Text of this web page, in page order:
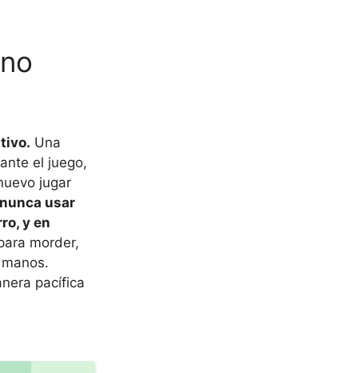
Una
el juego,
jugar
usar
y en
morder,
pacífica